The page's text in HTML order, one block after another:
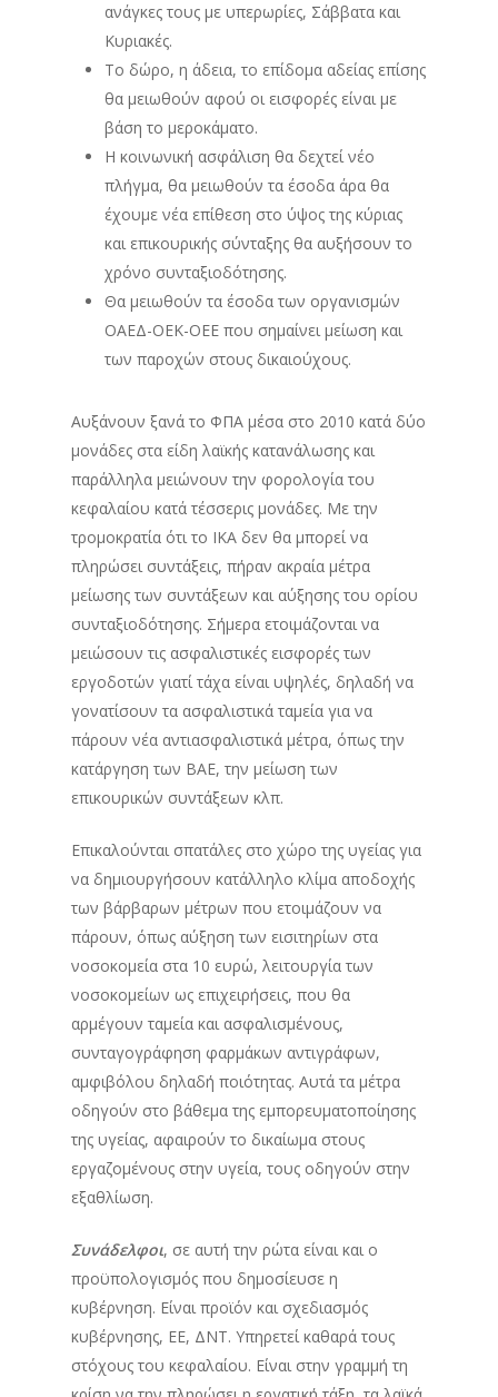
ανάγκες τους με υπερωρίες, Σάββατα και
Κυριακές.
Το δώρο, η άδεια, το επίδομα αδείας επίσης
θα μειωθούν αφού οι εισφορές είναι με
βάση το μεροκάματο.
Η κοινωνική ασφάλιση θα δεχτεί νέο
πλήγμα, θα μειωθούν τα έσοδα άρα θα
έχουμε νέα επίθεση στο ύψος της κύριας
και επικουρικής σύνταξης θα αυξήσουν το
χρόνο συνταξιοδότησης.
Θα μειωθούν τα έσοδα των οργανισμών
ΟΑΕΔ-ΟΕΚ-ΟΕΕ που σημαίνει μείωση και
των παροχών στους δικαιούχους.
Αυξάνουν ξανά το ΦΠΑ μέσα στο 2010 κατά δύο
μονάδες στα είδη λαϊκής κατανάλωσης και
παράλληλα μειώνουν την φορολογία του
κεφαλαίου κατά τέσσερις μονάδες. Με την
τρομοκρατία ότι το ΙΚΑ δεν θα μπορεί να
πληρώσει συντάξεις, πήραν ακραία μέτρα
μείωσης των συντάξεων και αύξησης του ορίου
συνταξιοδότησης. Σήμερα ετοιμάζονται να
μειώσουν τις ασφαλιστικές εισφορές των
εργοδοτών γιατί τάχα είναι υψηλές, δηλαδή να
γονατίσουν τα ασφαλιστικά ταμεία για να
πάρουν νέα αντιασφαλιστικά μέτρα, όπως την
κατάργηση των ΒΑΕ, την μείωση των
επικουρικών συντάξεων κλπ.
Επικαλούνται σπατάλες στο χώρο της υγείας για
να δημιουργήσουν κατάλληλο κλίμα αποδοχής
των βάρβαρων μέτρων που ετοιμάζουν να
πάρουν, όπως αύξηση των εισιτηρίων στα
νοσοκομεία στα 10 ευρώ, λειτουργία των
νοσοκομείων ως επιχειρήσεις, που θα
αρμέγουν ταμεία και ασφαλισμένους,
συνταγογράφηση φαρμάκων αντιγράφων,
αμφιβόλου δηλαδή ποιότητας. Αυτά τα μέτρα
οδηγούν στο βάθεμα της εμπορευματοποίησης
της υγείας, αφαιρούν το δικαίωμα στους
εργαζομένους στην υγεία, τους οδηγούν στην
εξαθλίωση.
Συνάδελφοι, σε αυτή την ρώτα είναι και ο
προϋπολογισμός που δημοσίευσε η
κυβέρνηση. Είναι προϊόν και σχεδιασμός
κυβέρνησης, ΕΕ, ΔΝΤ. Υπηρετεί καθαρά τους
στόχους του κεφαλαίου. Είναι στην γραμμή τη